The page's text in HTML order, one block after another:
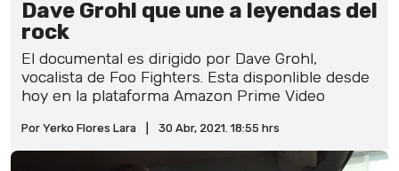
Dave Grohl que une a leyendas del
rock
El documental es dirigido por Dave Grohl,
vocalista de Foo Fighters. Esta disponlible desde
hoy en la plataforma Amazon Prime Video
Por Yerko Flores Lara 30 Abr, 2021. 18:55 hrs